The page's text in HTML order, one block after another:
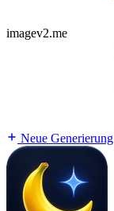
imagev2.me
Neue Generierung